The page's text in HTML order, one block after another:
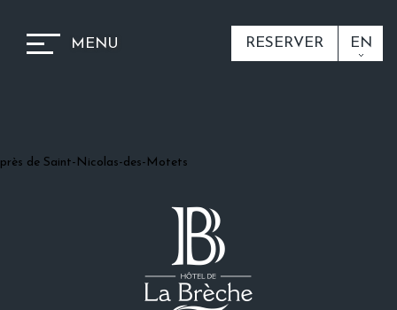
MENU RESERVER EN
près de Saint-Nicolas-des-Motets